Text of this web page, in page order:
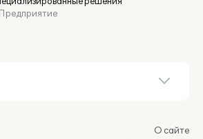
О сайте